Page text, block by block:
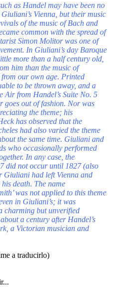
as Handel may have been no
Vienna, but their music
of the music of Bach and
common with the spread of
Simon Molitor was one of
In Giuliani’s day Baroque
more than a half century old,
him than the music of
our own age. Printed
to be thrown away, and a
Air from Handel’s Suite No. 5
goes out of fashion. Nor was
the theme; his
has observed that the
had also varied the theme
the same time. Giuliani and
who occasionally performed
In any case, the
did not occur until 1827 (also
Giuliani had left Vienna and
death. The name
was not applied to this theme
in Giuliani’s; it was
charming but unverified
a century after Handel’s
a Victorian musician and
a traducirlo)